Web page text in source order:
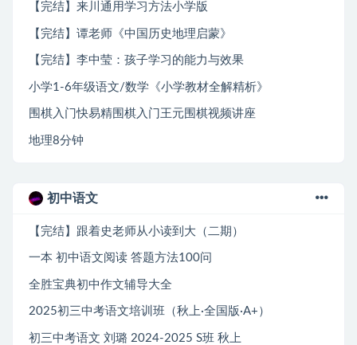
【完结】来川通用学习方法小学版
【完结】谭老师《中国历史地理启蒙》
【完结】李中莹：孩子学习的能力与效果
小学1-6年级语文/数学《小学教材全解精析》
围棋入门快易精围棋入门王元围棋视频讲座
地理8分钟
初中语文
【完结】跟着史老师从小读到大（二期）
一本 初中语文阅读 答题方法100问
全胜宝典初中作文辅导大全
2025初三中考语文培训班（秋上·全国版·A+）
初三中考语文 刘璐 2024-2025 S班 秋上